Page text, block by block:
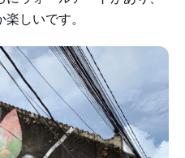
しいです。